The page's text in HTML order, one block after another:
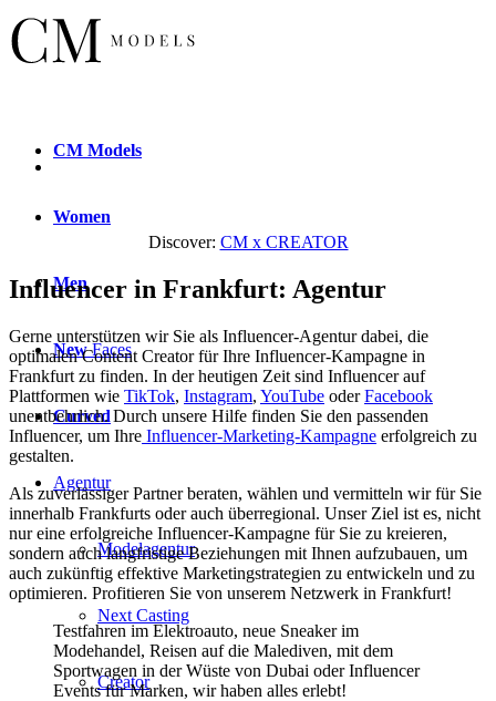
CM Models
Women
Men
NewFaces
Curved
Agentur
Modelagentur
Next Casting
Creator
Discover: CM x CREATOR
Influencer in Frankfurt: Agentur
Gerne unterstützen wir Sie als Influencer-Agentur dabei, die
optimalen Content Creator für Ihre Influencer-Kampagne in
Frankfurt zu finden. In der heutigen Zeit sind Influencer auf
Plattformen wie TikTok, Instagram, YouTube oderFacebook
unentbehrlich. Durch unsere Hilfe finden Sie den passenden
Influencer, um Ihre Influencer-Marketing-Kampagne erfolgreich zu
gestalten.
Als zuverlässiger Partner beraten, wählen und vermitteln wir für Sie
innerhalb Frankfurts oder auch überregional. Unser Ziel ist es, nicht
nur eine erfolgreiche Influencer-Kampagne für Sie zu kreieren,
sondern auch langfristige Beziehungen mit Ihnen aufzubauen, um
auch zukünftig effektive Marketingstrategien zu entwickeln und zu
optimieren. Profitieren Sie von unserem Netzwerk in Frankfurt!
Testfahren im Elektroauto, neue Sneaker im
Modehandel, Reisen auf die Malediven, mit dem
Sportwagen in der Wüste von Dubai oder Influencer
Events für Marken, wir haben alles erlebt!